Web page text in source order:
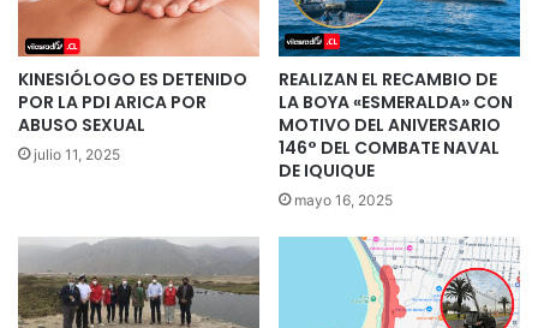
KINESIÓLOGO ES DETENIDO
POR LA PDI ARICA POR
ABUSO SEXUAL
julio 11, 2025
REALIZAN EL RECAMBIO DE
LA BOYA «ESMERALDA» CON
MOTIVO DEL ANIVERSARIO
146° DEL COMBATE NAVAL
DE IQUIQUE
mayo 16, 2025